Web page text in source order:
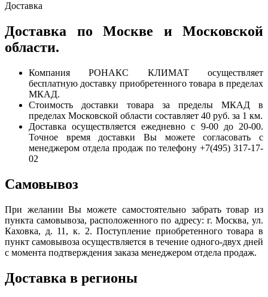
Доставка
Доставка по Москве и Московской
области.
Компания РОНАКС КЛИМАТ осуществляет
бесплатную доставку приобретенного товара в пределах
МКАД.
Стоимость доставки товара за пределы МКАД в
пределах Московской области составляет 40 руб. за 1 км.
Доставка осуществляется ежедневно с 9-00 до 20-00.
Точное время доставки Вы можете согласовать с
менеджером отдела продаж по телефону +7(495) 317-17-
02
Самовывоз
При желании Вы можете самостоятельно забрать товар из
пункта самовывоза, расположенного по адресу: г. Москва, ул.
Каховка, д. 11, к. 2. Поступление приобретенного товара в
пункт самовывоза осуществляется в течение одного-двух дней
с момента подтверждения заказа менеджером отдела продаж.
Доставка в регионы